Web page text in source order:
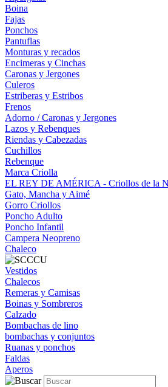
Boina
Fajas
Ponchos
Pantuflas
Monturas y recados
Encimeras y Cinchas
Caronas y Jergones
Culeros
Estriberas y Estribos
Frenos
Adorno / Caronas y Jergones
Lazos y Rebenques
Riendas y Cabezadas
Cuchillos
Rebenque
Marca Criolla
EL REY DE AMÉRICA - Criollos de la
Gato, Mancha y Aimé
Gorro Criollos
Poncho Adulto
Poncho Infantil
Campera Neopreno
Chaleco
Vestidos
Chalecos
Remeras y Camisas
Boinas y Sombreros
Calzado
Bombachas de lino
bombachas y conjuntos
Ruanas y ponchos
Faldas
Aperos